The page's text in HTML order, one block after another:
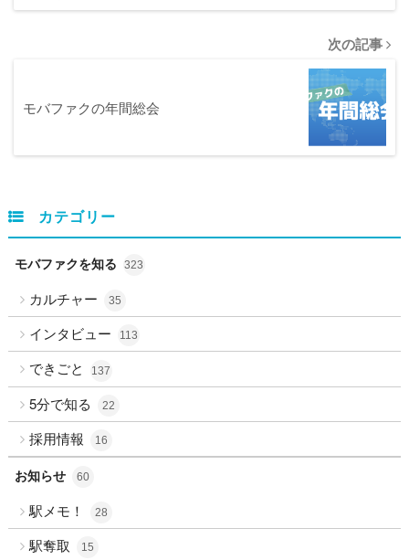
次の記事
モバファクの年間総会
カテゴリー
モバファクを知る 323
カルチャー 35
インタビュー 113
できごと 137
5分で知る 22
採用情報 16
お知らせ 60
駅メモ！ 28
駅奪取 15